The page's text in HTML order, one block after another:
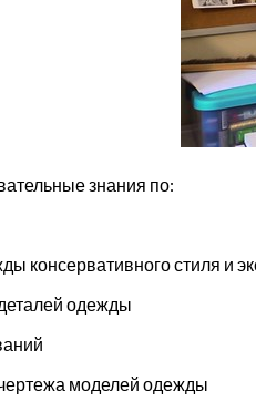
знания по:
консервативного стиля и
одежды
моделей одежды